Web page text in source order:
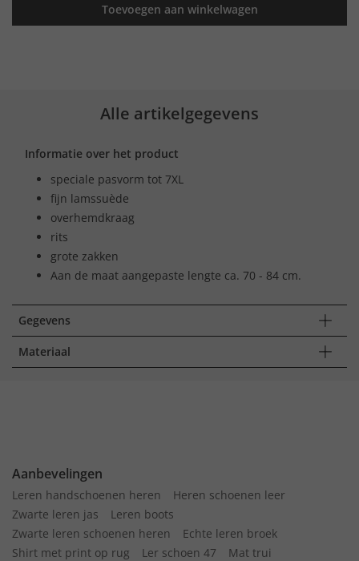
Toevoegen aan winkelwagen
Alle artikelgegevens
Informatie over het product
speciale pasvorm tot 7XL
fijn lamssuède
overhemdkraag
rits
grote zakken
Aan de maat aangepaste lengte ca. 70 - 84 cm.
Gegevens
Materiaal
Aanbevelingen
Leren handschoenen heren
Heren schoenen leer
Zwarte leren jas
Leren boots
Zwarte leren schoenen heren
Echte leren broek
Shirt met print op rug
Ler schoen 47
Mat trui